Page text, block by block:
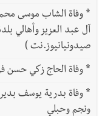
*
آل عبد العزيز وأهالي
صيدونيانيوز.نت )
*وفاة الحاج زكي حسن
*
ونجم وحبلي